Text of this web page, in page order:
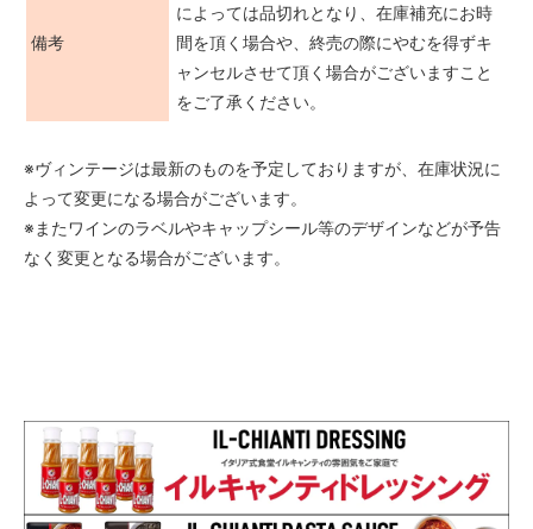
備考
によっては品切れとなり、在庫補充にお時
間を頂く場合や、終売の際にやむを得ずキ
ャンセルさせて頂く場合がございますこと
をご了承ください。
※ヴィンテージは最新のものを予定しておりますが、在庫状況に
よって変更になる場合がございます。
※またワインのラベルやキャップシール等のデザインなどが予告
なく変更となる場合がございます。